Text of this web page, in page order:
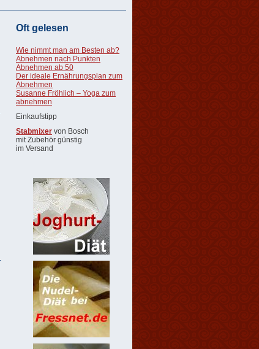
Oft gelesen
Wie nimmt man am Besten ab?
Abnehmen nach Punkten
Abnehmen ab 50
Der ideale Ernährungsplan zum
Abnehmen
Susanne Fröhlich – Yoga zum
abnehmen
Einkaufstipp
Stabmixer von Bosch
mit Zubehör günstig
im Versand